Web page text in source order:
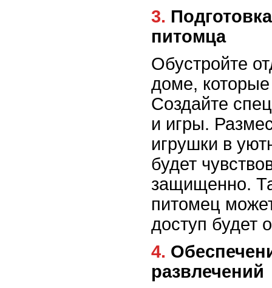
3. Подготовка специальных зон для
питомца
Обустройте
доме,
Создайте
и игры.
игрушки в
будет
защищенно.
питомец
доступ будет
4. Обеспечение забавных игрушек и
развлечений